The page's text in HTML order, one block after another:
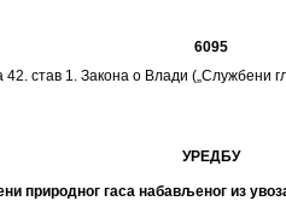
6095
став 1. Закона о Влади
УРЕДБУ
природног гаса набављеног из